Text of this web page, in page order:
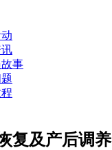
事
复及产后调养